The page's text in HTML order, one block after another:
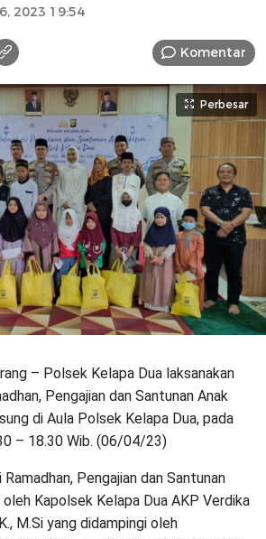
2023 19:54
Komentar
Perbesar
– Polsek Kelapa Dua laksanakan
Pengajian dan Santunan Anak
di Aula Polsek Kelapa Dua, pada
– 18.30 Wib. (06/04/23)
Pengajian dan Santunan
oleh Kapolsek Kelapa Dua AKP Verdika
M.Si yang didampingi oleh